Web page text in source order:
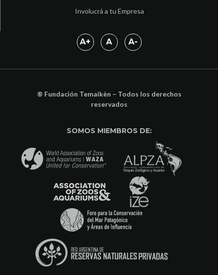
Involucrá a tu Empresa
A+ A A-
® Fundación Temaikèn – Todos los derechos
reservados
SOMOS MIEMBROS DE: